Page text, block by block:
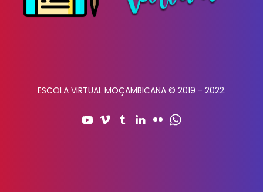
ESCOLA VIRTUAL MOÇAMBICANA © 2019 - 2022.